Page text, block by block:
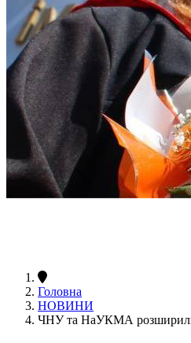
Головна
НОВИНИ
ЧНУ та НаУКМА розширили